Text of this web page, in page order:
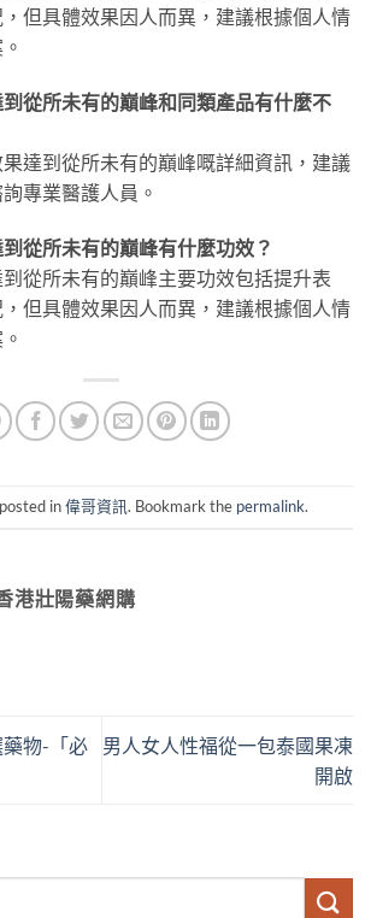
但具體效果因人而異，建議根據個人情
從所未有的巔峰和同類產品有什麼不
達到從所未有的巔峰嘅詳細資訊，建議
專業醫護人員。
從所未有的巔峰有什麼功效？
從所未有的巔峰主要功效包括提升表
但具體效果因人而異，建議根據個人情
in偉哥資訊. Bookmark the permalink.
港壯陽藥網購
物-「必
男人女人性福從一包泰國果凍
開啟